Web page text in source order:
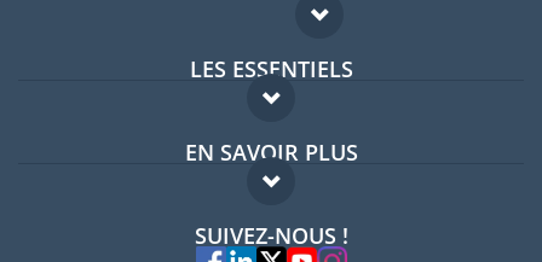
LES ESSENTIELS
Forum expatriés
Guides pays
EN SAVOIR PLUS
FAQ
Experts
SUIVEZ-NOUS !